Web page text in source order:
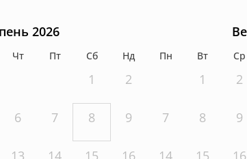
2026
Чт Пт Сб Нд
1 2
6 7 8 9
13 14 15 16
Пн Вт Ср
1 2
7 8 9
14 15 16